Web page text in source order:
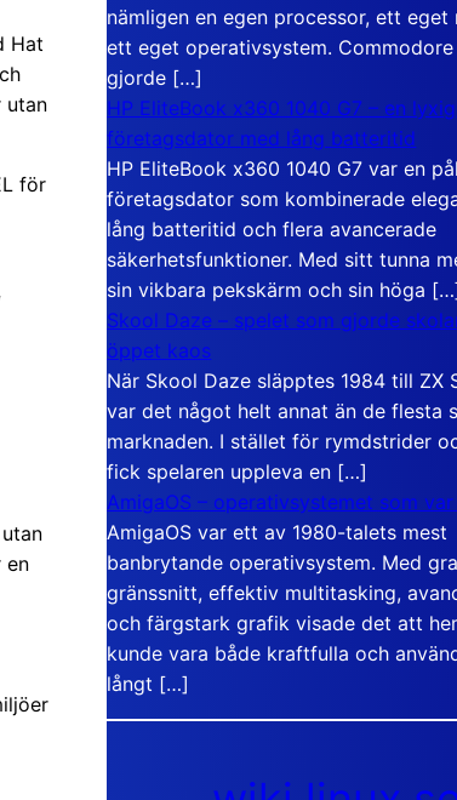
Hat
utan
för
en
nämligen en egen processor, ett eget
ett eget operativsystem. Commodore
gjorde […]
HP EliteBook x360 1040 G7 – en lyxig
företagsdator med lång batteritid
HP EliteBook x360 1040 G7 var en
företagsdator som kombinerade
lång batteritid och flera avancerade
säkerhetsfunktioner. Med sitt tunna
sin vikbara pekskärm och sin höga
Skool Daze – spelet som gjorde
öppet kaos
När Skool Daze släpptes 1984 till ZX
var det något helt annat än de flesta
marknaden. I stället för rymdstrider
fick spelaren uppleva en […]
AmigaOS – operativsystemet som
AmigaOS var ett av 1980-talets mest
banbrytande operativsystem. Med
gränssnitt, effektiv multitasking,
och färgstark grafik visade det att
kunde vara både kraftfulla och
långt […]